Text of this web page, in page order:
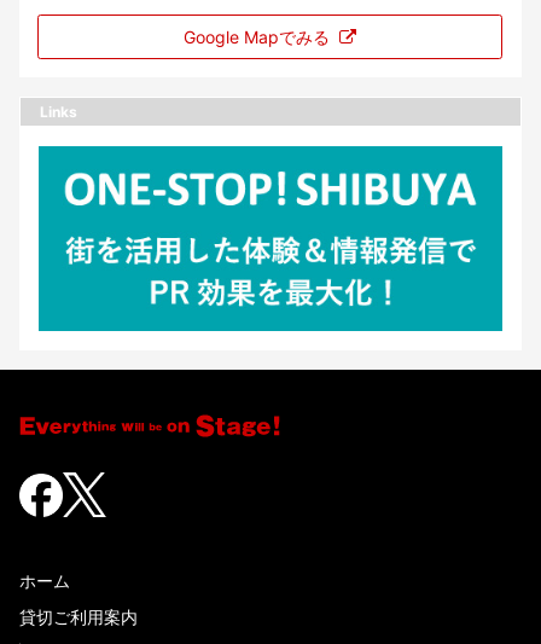
Google Mapでみる
Links
ホーム
貸切ご利用案内